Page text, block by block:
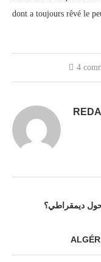
dont a toujours rêvé le
4
ديمقراطي؟